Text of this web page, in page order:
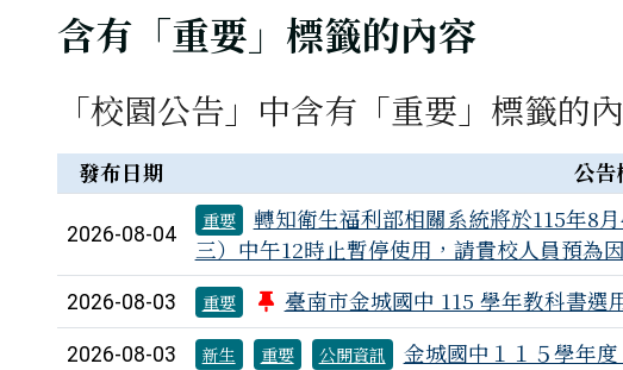
含有「重要」標籤的內容
「校園公告」中含有「重要」標籤的
新聞列表
發布日期 公告
2026-08-04
重要
轉知衛生福利部相關系統將於115年8
三）中午12時止暫停使用，請貴校人員預為
2026-08-03 重要 臺南市金城國中 115 學年教科書選
2026-08-03 新生 重要 公開資訊 金城國中１１５學年